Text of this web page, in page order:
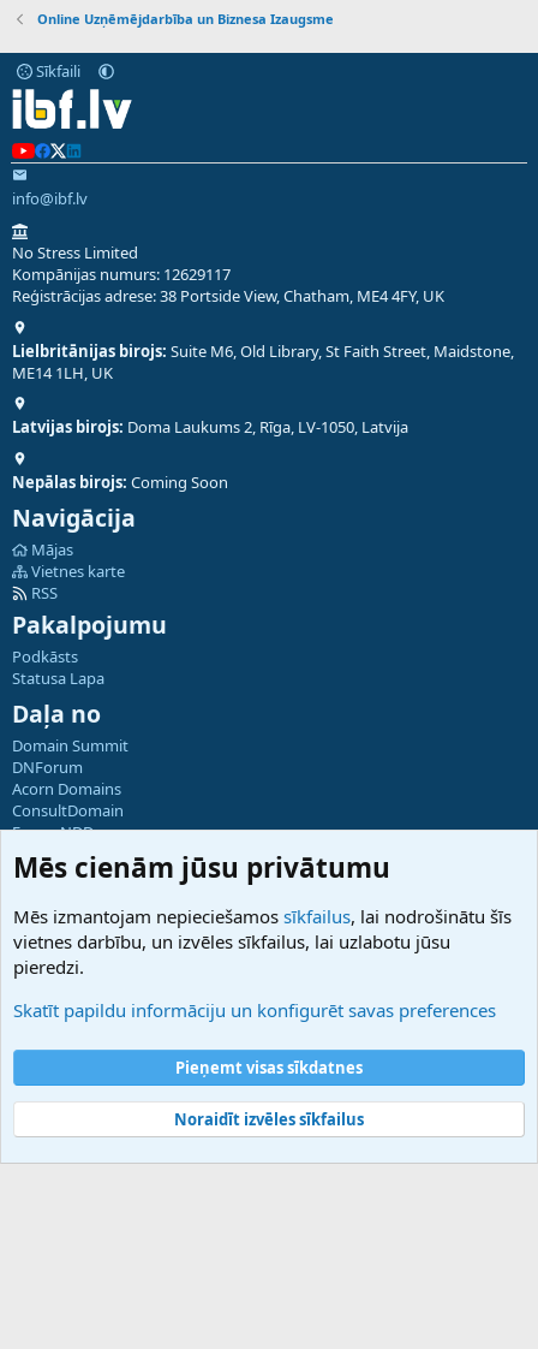
Online Uzņēmējdarbība un Biznesa Izaugsme
Sīkfaili
info@ibf.lv
No Stress Limited
Kompānijas numurs: 12629117
Reģistrācijas adrese: 38 Portside View, Chatham, ME4 4FY, UK
Lielbritānijas birojs: Suite M6, Old Library, St Faith Street, Maidstone,
ME14 1LH, UK
Latvijas birojs: Doma Laukums 2, Rīga, LV-1050, Latvija
Nepālas birojs: Coming Soon
Navigācija
Mājas
Vietnes karte
RSS
Pakalpojumu
Podkāsts
Statusa Lapa
Daļa no
Domain Summit
DNForum
Acorn Domains
ConsultDomain
ForumNDD
Domainforum.ro
27.be
Hostmaria
Atbalsts
Palīdzība
Noteikumi un nosacījumi
Privātuma politika
Community platform by XenForo® © 2010-2025 XenForo Ltd.
Mēs cienām jūsu privātumu
Mēs izmantojam nepieciešamos sīkfailus, lai nodrošinātu šīs
vietnes darbību, un izvēles sīkfailus, lai uzlabotu jūsu
pieredzi.
Skatīt papildu informāciju un konfigurēt savas preferences
Pieņemt visas sīkdatnes
Noraidīt izvēles sīkfailus